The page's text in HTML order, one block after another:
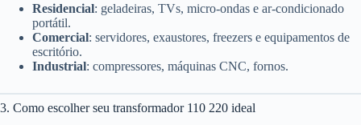
Residencial: geladeiras, TVs, micro-ondas e ar-condicionado
portátil.
Comercial: servidores, exaustores, freezers e equipamentos de
escritório.
Industrial: compressores, máquinas CNC, fornos.
3. Como escolher seu transformador 110 220 ideal